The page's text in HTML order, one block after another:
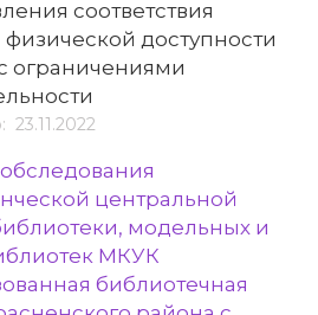
соответствия
доступности
ограничениями
23.11.2022
центральной
модельных и
МКУК
библиотечная